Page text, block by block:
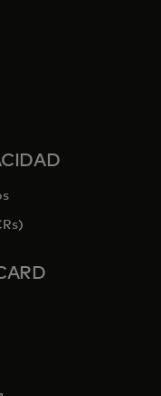
pestaña nueva
pestaña nueva
una pestaña nueva